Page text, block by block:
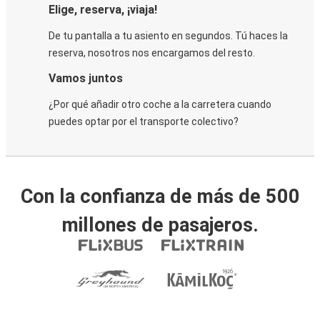
Elige, reserva, ¡viaja!
De tu pantalla a tu asiento en segundos. Tú haces la
reserva, nosotros nos encargamos del resto.
Vamos juntos
¿Por qué añadir otro coche a la carretera cuando
puedes optar por el transporte colectivo?
Con la confianza de más de 500
millones de pasajeros.